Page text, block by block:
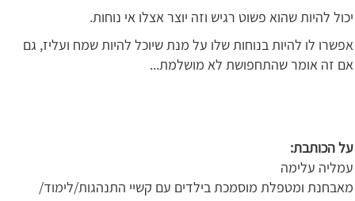
יכול להיות שהוא פשוט רגיש וזה יוצר אצלו אי נוחות.
אפשרו לו להיות בנוחות שלו על מנת שיוכל להיות שמח ועליז, גם
אם זה אומר שהתחפושת לא מושלמת...
על הכותבת:
עמליה עלימה
מאבחנת ומטפלת מוסמכת בילדים עם קשיי התנהגות/לימוד/